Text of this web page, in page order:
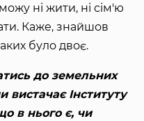
ні жити, ні сім'ю
Каже, знайшов
було двоє.
до земельних
вистачає Інституту
в нього є, чи